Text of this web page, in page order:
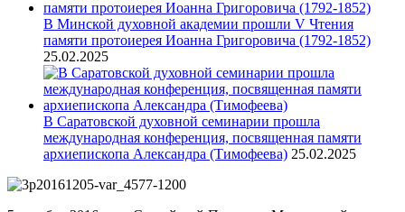
В Минской духовной академии прошли V Чтения
памяти протоиерея Иоанна Григоровича (1792-1852)
25.02.2025
В Саратовской духовной семинарии прошла
международная конференция, посвященная памяти
архиепископа Александра (Тимофеева) 25.02.2025